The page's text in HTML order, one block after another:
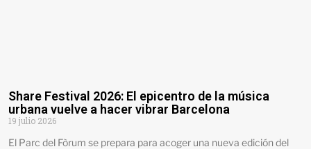
Share Festival 2026: El epicentro de la música
urbana vuelve a hacer vibrar Barcelona
19 julio 2026
El Parc del Fòrum se prepara para acoger una nueva edición del